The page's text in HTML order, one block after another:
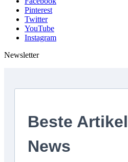
Pinterest
Twitter
YouTube
Instagram
Newsletter